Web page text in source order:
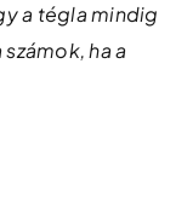
a tégla mindig
ha a